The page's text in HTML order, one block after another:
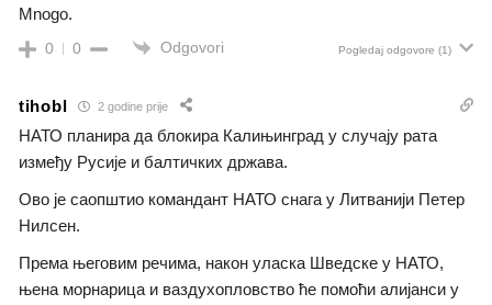
Mnogo.
0 0 Odgovori Pogledaj odgovore (1)
tihobl 2 godine prije
НАТО планира да блокира Калињинград у случају рата
између Русије и балтичких држава.
Ово је саопштио командант НАТО снага у Литванији Петер
Нилсен.
Према његовим речима, након уласка Шведске у НАТО,
њена морнарица и ваздухопловство ће помоћи алијанси у